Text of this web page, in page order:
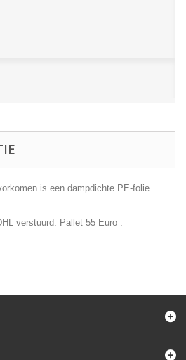
is een dampdichte PE-folie
verstuurd. Pallet 55 Euro .